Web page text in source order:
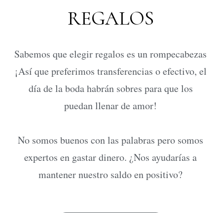
REGALOS
Sabemos que elegir regalos es un rompecabezas
¡Así que preferimos transferencias o efectivo, el
día de la boda habrán sobres para que los
puedan llenar de amor!
No somos buenos con las palabras pero somos
expertos en gastar dinero. ¿Nos ayudarías a
mantener nuestro saldo en positivo?